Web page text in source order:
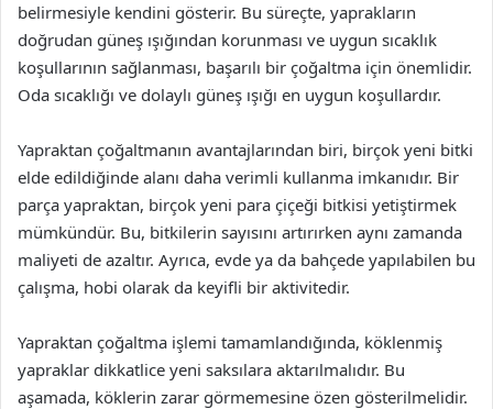
belirmesiyle kendini gösterir. Bu süreçte, yaprakların
doğrudan güneş ışığından korunması ve uygun sıcaklık
koşullarının sağlanması, başarılı bir çoğaltma için önemlidir.
Oda sıcaklığı ve dolaylı güneş ışığı en uygun koşullardır.
Yapraktan çoğaltmanın avantajlarından biri, birçok yeni bitki
elde edildiğinde alanı daha verimli kullanma imkanıdır. Bir
parça yapraktan, birçok yeni para çiçeği bitkisi yetiştirmek
mümkündür. Bu, bitkilerin sayısını artırırken aynı zamanda
maliyeti de azaltır. Ayrıca, evde ya da bahçede yapılabilen bu
çalışma, hobi olarak da keyifli bir aktivitedir.
Yapraktan çoğaltma işlemi tamamlandığında, köklenmiş
yapraklar dikkatlice yeni saksılara aktarılmalıdır. Bu
aşamada, köklerin zarar görmemesine özen gösterilmelidir.